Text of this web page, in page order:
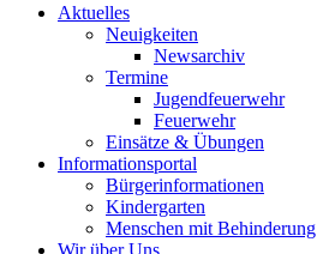
Aktuelles
Neuigkeiten
Newsarchiv
Termine
Jugendfeuerwehr
Feuerwehr
Einsätze & Übungen
Informationsportal
Bürgerinformationen
Kindergarten
Menschen mit Behinderung
Wir über Uns